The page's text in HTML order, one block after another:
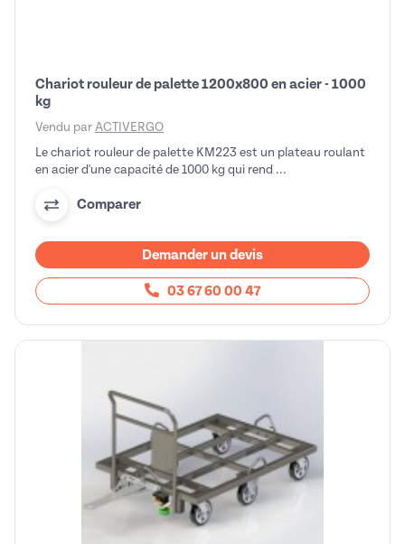
Chariot rouleur de palette 1200x800 en acier - 1000
kg
Vendu par ACTIVERGO
Le chariot rouleur de palette KM223 est un plateau roulant
en acier d'une capacité de 1000 kg qui rend ...
Comparer
Demander un devis
03 67 60 00 47